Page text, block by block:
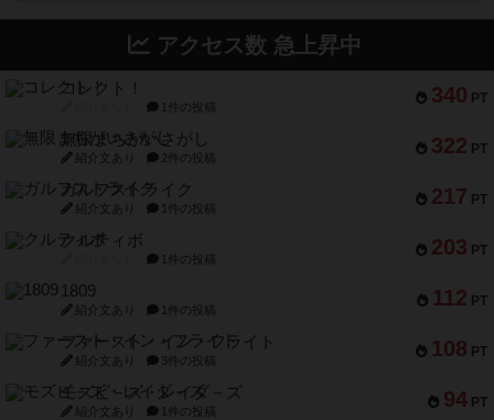
アクセス数 急上昇中
340 PT
コレクト！
1件の投稿
322 PT
無限まちがいさがし
紹介文あり 2件の投稿
217 PT
ガルフストライク
紹介文あり 1件の投稿
203 PT
クルティボ
1件の投稿
112 PT
1809
紹介文あり 1件の投稿
108 PT
ファースト・イン・フライト
紹介文あり 3件の投稿
94 PT
モズビ－ズ・レイダ－ズ
紹介文あり 1件の投稿